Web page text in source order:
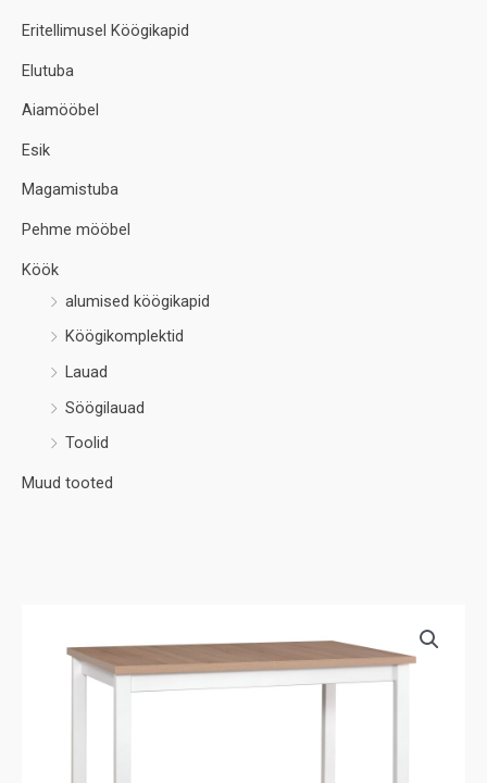
Eritellimusel Köögikapid
Elutuba
Aiamööbel
Esik
Magamistuba
Pehme mööbel
Köök
alumised köögikapid
Köögikomplektid
Lauad
Söögilauad
Toolid
Muud tooted